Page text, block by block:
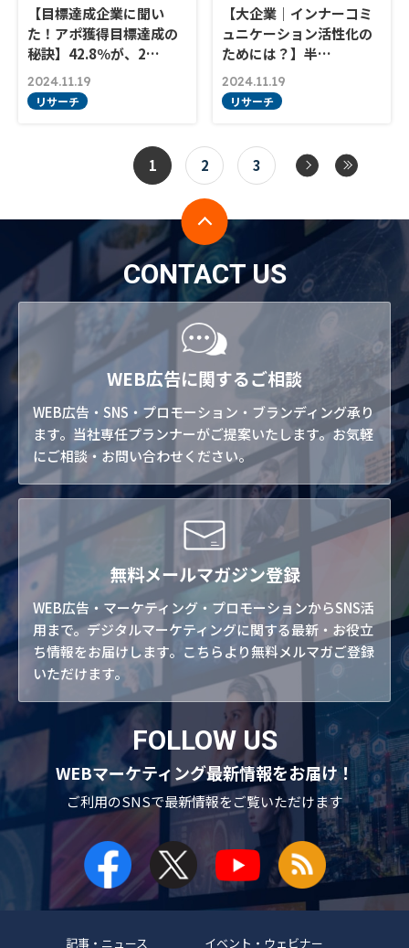
【目標達成企業に聞い
た！アポ獲得目標達成の
秘訣】42.8％が、2…
2024.11.19
リサーチ
【大企業｜インナーコミ
ュニケーション活性化の
ためには？】半…
2024.11.19
リサーチ
1 2 3
CONTACT US
WEB広告に関するご相談
WEB広告・SNS・プロモーション・ブランディング承り
ます。当社専任プランナーがご提案いたします。お気軽
にご相談・お問い合わせください。
無料メールマガジン登録
WEB広告・マーケティング・プロモーションからSNS活
用まで。デジタルマーケティングに関する最新・お役立
ち情報をお届けします。こちらより無料メルマガご登録
いただけます。
FOLLOW US
WEBマーケティング最新情報をお届け！
ご利用のSNSで最新情報をご覧いただけます
記事・ニュース イベント・ウェビナー